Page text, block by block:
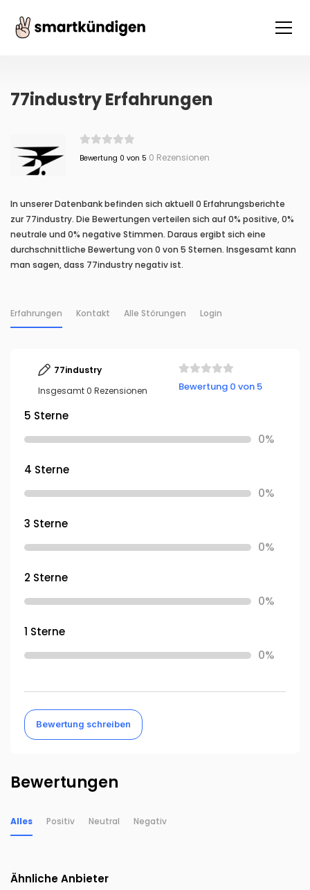
77industry Erfahrungen
Bewertung 0 von 5 0 Rezensionen
In unserer Datenbank befinden sich aktuell 0 Erfahrungsberichte
zur 77industry. Die Bewertungen verteilen sich auf 0% positive, 0%
neutrale und 0% negative Stimmen. Daraus ergibt sich eine
durchschnittliche Bewertung von 0 von 5 Sternen. Insgesamt kann
man sagen, dass 77industry negativ ist.
Erfahrungen Kontakt Alle Störungen Login
77industry
Insgesamt 0 Rezensionen
Bewertung 0 von 5
5 Sterne
0%
4 Sterne
0%
3 Sterne
0%
2 Sterne
0%
1 Sterne
0%
Bewertung schreiben
Bewertungen
Alles Positiv Neutral Negativ
Ähnliche Anbieter